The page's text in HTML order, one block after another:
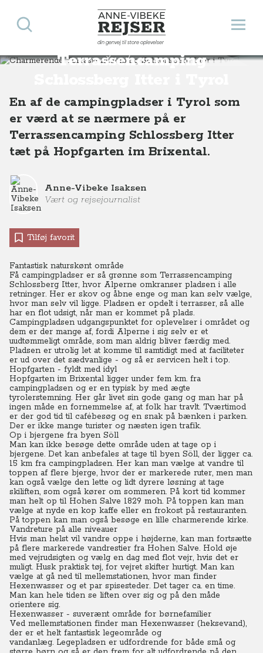
Anne-Vibeke Rejser
din genvej til store oplevelser
Åbn
Søg
Charmerende
Terrassencamping
Destinationer Europa Østrig Tyrol Charmerende Terrassencamping Schlossberg Itter i Tyrol
En af de campingpladser i Tyrol som
er værd at se nærmere på er
Terrassencamping Schlossberg Itter
tæt på Hopfgarten im Brixental.
Anne-Vibeke Isaksen
Vært og rejsejournalist
Tilføj favorit
Fantastisk naturskønt område
Få campingpladser er så grønne som Terrassencamping
Schlossberg Itter, hvor Alperne omkranser pladsen i alle
retninger. Her er skov og åbne enge og man kan selv vælge,
hvor man selv vil ligge. Pladsen er opdelt i terrasser, så alle
har en flot udsigt, når man er kommet på plads.
Campingpladsen udgangspunktet for oplevelser i området og
dem er der mange af, fordi Alperne i sig selv er et
uudtømmeligt område, som man aldrig bliver færdig med.
Pladsen er utrolig let at komme til samtidigt med at faciliteter
er ud over det sædvanlige - og så er servicen helt i top.
Hopfgarten - fyldt med idyl
Hopfgarten im Brixental ligger under fem km. fra
campingpladsen og er en typisk by med ægte
tyrolerstemning. Her går livet sin gode gang og man har på
ingen måde en fornemmelse af, at folk har travlt. Tværtimod
er der god tid til cafébesøg og en snak på bænken i parken.
Der er ikke mange turister og næsten igen trafik.
Op i bjergene fra byen Söll
Man kan ikke besøge dette område uden at tage op i
bjergene. Det kan anbefales at tage til byen Söll, der ligger ca.
15 km fra campingpladsen. Her kan man vælge at vandre til
toppen af flere bjerge, hvor der er markerede ruter, men man
kan også vælge den lette og lidt dyrere løsning at tage
skiliften, som også kører om sommeren. På kort tid kommer
man helt op til Hohen Salve 1829 moh. På toppen kan man
vælge at nyde en kop kaffe eller en frokost på restauranten.
På toppen kan man også besøge en lille charmerende kirke.
Vandreture på alle niveauer
Hvis man helst vil vandre oppe i højderne, kan man fortsætte
på flere markerede vandrestier fra Hohen Salve. Hold øje
med vejrudsigten og vælg en dag med flot vejr, hvis det er
muligt. Husk praktisk tøj, for vejret skifter hurtigt. Man kan
vælge at gå ned til mellemstationen, hvor man finder
Hexenwasser og et par spisesteder. Det tager ca. en time.
Man kan hele tiden se liften over sig og på den måde
orientere sig.
Hexenwasser - suverænt område for børnefamilier
Ved mellemstationen finder man Hexenwasser (heksevand),
der er et helt fantastisk legeområde og
vandanlæg. Legepladsen er udfordrende for både små og